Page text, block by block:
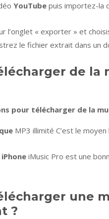
YouTube puis importez-la
l’onglet « exporter » et
le fichier extrait dans un
de
pour télécharger de la
MP3 illimité C’est le
iPhone iMusic Pro est une
une
?